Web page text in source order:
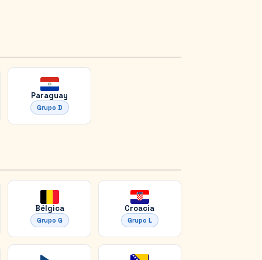
Paraguay
Grupo D
Bélgica
Grupo G
Croacia
Grupo L